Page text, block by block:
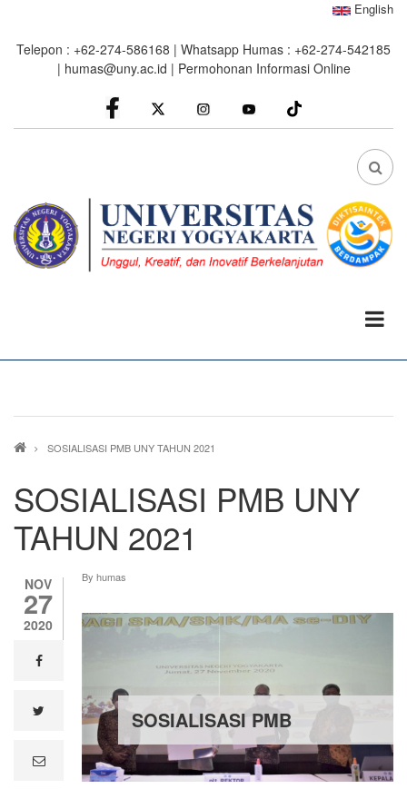
main
English
Telepon : +62-274-586168 | Whatsapp Humas : +62-274-542185
| humas@uny.ac.id | Permohonan Informasi Online
facebook
Instagram youtube
FA
Breadcrumb
SOSIALISASI PMB UNY TAHUN 2021
SOSIALISASI PMB UNY
TAHUN 2021
NOV
27
2020
0%
read
facebook
e
By humas
SOSIALISASI PMB